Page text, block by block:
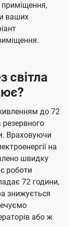
ваших
світла
до 72
Враховуючи
на
швидку
роботи
72 години,
знижується
або ж